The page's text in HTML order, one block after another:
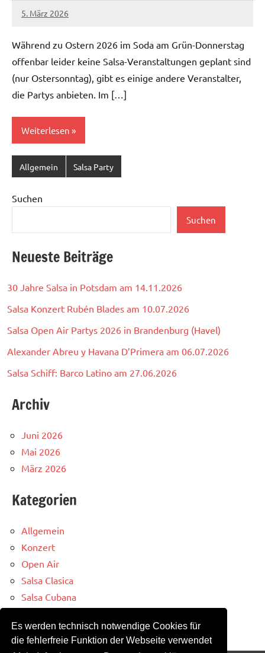
Es werden technisch notwendige Cookies für
die fehlerfreie Funktion der Webseite verwendet
5. März 2026
Salsa-
Redaktion
Während zu Ostern 2026 im Soda am Grün-Donnerstag
offenbar leider keine Salsa-Veranstaltungen geplant sind
(nur Ostersonntag), gibt es einige andere Veranstalter,
die Partys anbieten. Im […]
Weiterlesen
Allgemein Salsa Party
Suchen
Suchen
Neueste Beiträge
30 Jahre Salsa in Potsdam am 14.11.2026
Salsa Konzert Rubén Blades am 10.07.2026
Salsa Open Air Partys 2026 in Brandenburg (Havel)
Alexander Abreu y Havana D’Primera am 06.07.2026
Salsa Schiff: Barco Latino am 27.06.2026
Archiv
Juni 2026
Mai 2026
März 2026
Kategorien
Allgemein
Konzert
Open Air
Salsa Clasica
Salsa Cubana
Salsa Schiff